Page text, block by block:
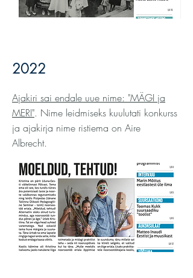
2022
Ajakiri sai endale uue nime: "MÄGI ja
MERI". Nime leidmiseks kuulutati konkurss
ja ajakirja nime ristiema on Aire
Albrecht.